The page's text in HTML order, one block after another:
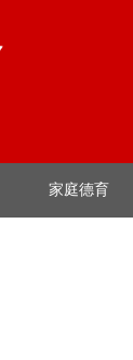
家庭德育